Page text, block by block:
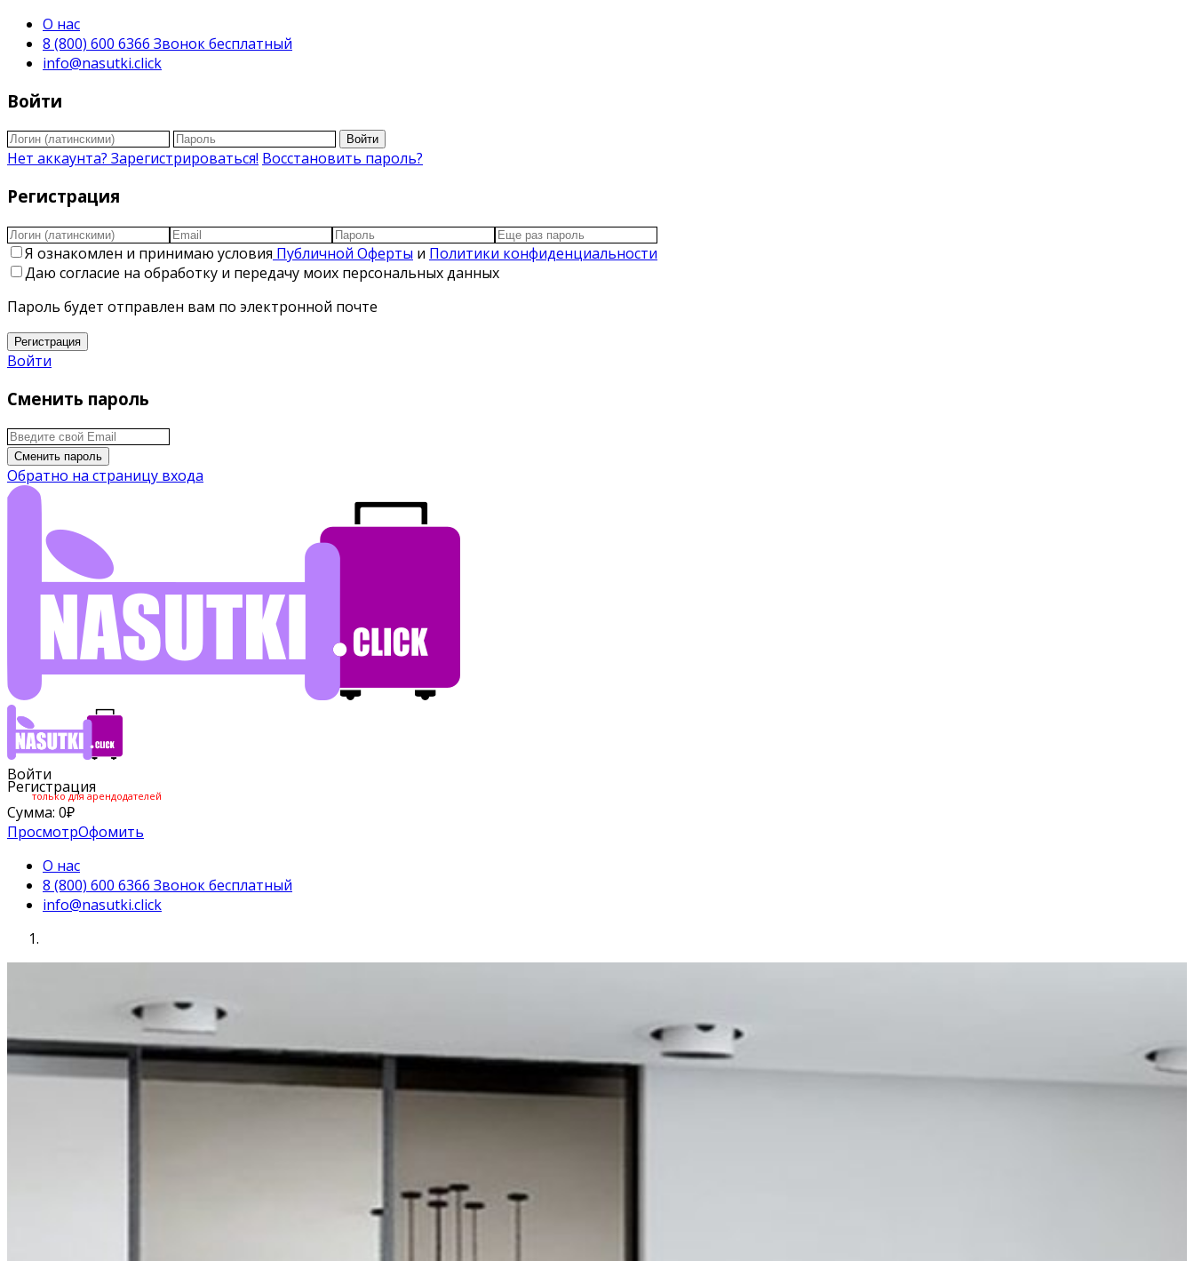
О нас
8 (800) 600 6366 Звонок бесплатный
info@nasutki.click
Войти
Войти
Нет аккаунта? Зарегистрироваться! Восстановить пароль?
Регистрация
Я ознакомлен и принимаю условия Публичной Оферты и Политики конфиденциальности
Даю согласие на обработку и передачу моих персональных данных
Пароль будет отправлен вам по электронной почте
Регистрация
Войти
Сменить пароль
Сменить пароль
Обратно на страницу входа
Войти
Регистрация
только для арендодателей
Сумма: 0₽
ПросмотрОфомить
О нас
8 (800) 600 6366 Звонок бесплатный
info@nasutki.click